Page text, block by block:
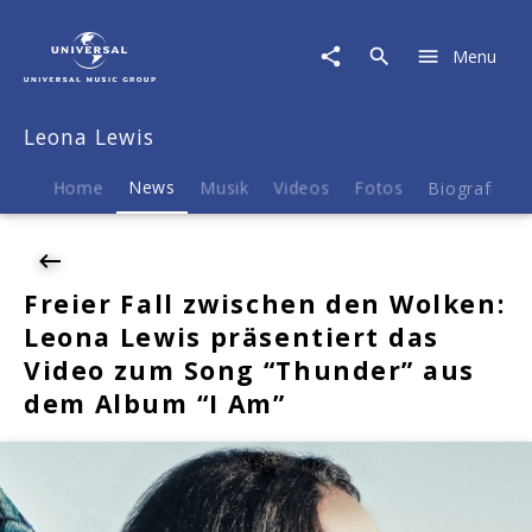
News
Freier
zwischen
den
Leona
präsentiert
das
Video
zum
Song
"Thunder"
dem
Album
Menu
Leona Lewis
Home News Musik Videos Fotos Biografie
Freier Fall zwischen den Wolken:
Leona Lewis präsentiert das
Video zum Song “Thunder” aus
dem Album “I Am”